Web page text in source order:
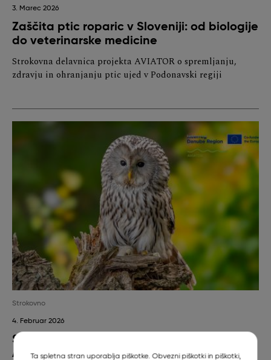
3. Marec 2026
Zaščita ptic roparic v Sloveniji: od biologije
do veterinarske medicine
Strokovna delavnica projekta AVIATOR o spremljanju,
zdravju in ohranjanju ptic ujed v Podonavski regiji
Strokovno
4. Februar 2026
Skrb za ptice roparice v okviru projekta
AVIATOR Interreg DRP0301048 na
Ta spletna stran uporablja piškotke. Obvezni piškotki in piškotki,